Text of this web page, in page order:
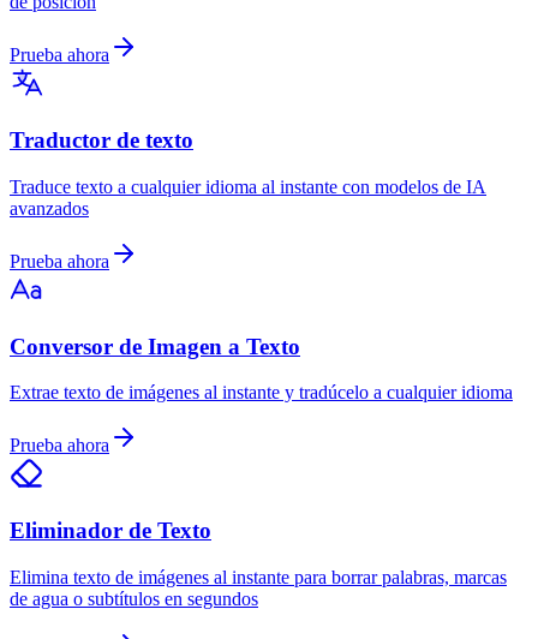
Prueba ahora
Traductor de texto
Traduce texto a cualquier idioma al instante con modelos de IA
avanzados
Prueba ahora
Conversor de Imagen a Texto
Extrae texto de imágenes al instante y tradúcelo a cualquier idioma
Prueba ahora
Eliminador de Texto
Elimina texto de imágenes al instante para borrar palabras, marcas
de agua o subtítulos en segundos